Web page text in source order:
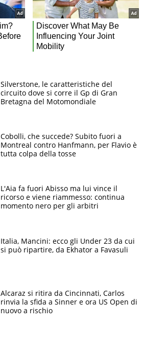
Silverstone, le caratteristiche del
circuito dove si corre il Gp di Gran
Bretagna del Motomondiale
Cobolli, che succede? Subito fuori a
Montreal contro Hanfmann, per Flavio è
tutta colpa della tosse
L'Aia fa fuori Abisso ma lui vince il
ricorso e viene riammesso: continua
momento nero per gli arbitri
Italia, Mancini: ecco gli Under 23 da cui
si può ripartire, da Ekhator a Favasuli
Alcaraz si ritira da Cincinnati, Carlos
rinvia la sfida a Sinner e ora US Open di
nuovo a rischio